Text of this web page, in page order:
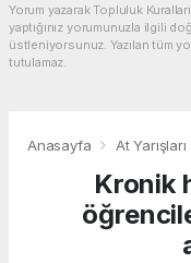
Yorum yazarak Topluluk
yaptığınız yorumunuzla ilgili
üstleniyorsunuz. Yazılan tüm
tutulamaz.
Anasayfa At Yarışları
Kronik